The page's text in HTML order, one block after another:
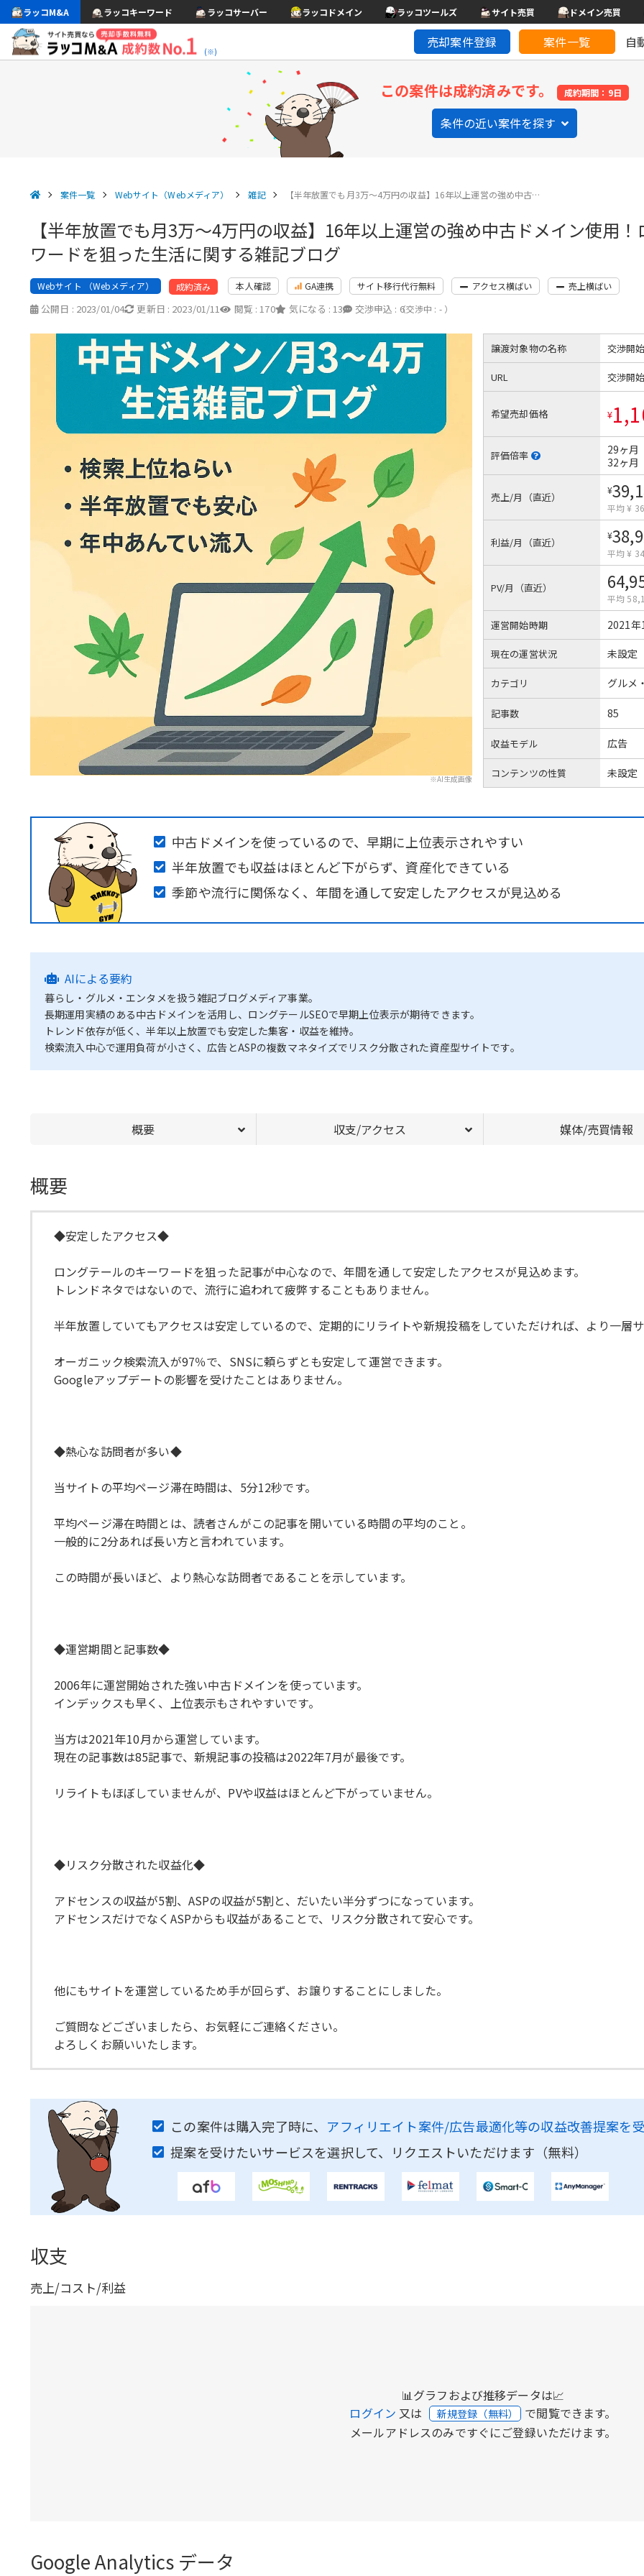
ラッコM&A ラッコキーワード ラッコサーバー ラッコドメイン ラッコツールズ サイト売買 ドメイン売買
(※)
売却案件登録 案件一覧 自
この案件は成約済みです。 成約期間：9日
条件の近い案件を探す
案件一覧 Webサイト（Webメディア） 雑記 【半年放置でも月3万〜4万円の収益】16年以上運営の強め中古…
【半年放置でも月3万〜4万円の収益】16年以上運営の強め中古ドメイン使用
ワードを狙った生活に関する雑記ブログ
Webサイト （Webメディア） 成約済み 本人確認 GA連携 サイト移行代行無料 アクセス横ばい 売上横ばい
公開日 : 2023/01/04 更新日 : 2023/01/11 閲覧 :170 気になる : 13 交渉申込 : 6
（交渉中 : - ）
※AI生成画像
譲渡対象物の名称 交渉開
URL 交渉開
希望売却価格 ¥
評価倍率 29ヶ月
32ヶ月
売上/月（直近）
¥
平均 ¥
利益/月（直近）
¥
平均 ¥
PV/月（直近）
平均
運営開始時期 2021年
現在の運営状況 未設定
カテゴリ グルメ
記事数 85
収益モデル 広告
コンテンツの性質 未設定
中古ドメインを使っているので、早期に上位表示されやすい
半年放置でも収益はほとんど下がらず、資産化できている
季節や流行に関係なく、年間を通して安定したアクセスが見込める
AIによる要約
暮らし・グルメ・エンタメを扱う雑記ブログメディア事業。
長期運用実績のある中古ドメインを活用し、ロングテールSEOで早期上位表示が期待できます。
トレンド依存が低く、半年以上放置でも安定した集客・収益を維持。
検索流入中心で運用負荷が小さく、広告とASPの複数マネタイズでリスク分散された資産型サイトです。
概要 収支/アクセス 媒体/売買情報
概要
◆安定したアクセス◆
ロングテールのキーワードを狙った記事が中心なので、年間を通して安定したアクセスが見込めます。
トレンドネタではないので、流行に追われて疲弊することもありません。
半年放置していてもアクセスは安定しているので、定期的にリライトや新規投稿をしていただければ、より一層サ
オーガニック検索流入が97％で、SNSに頼らずとも安定して運営できます。
Googleアップデートの影響を受けたことはありません。
◆熱心な訪問者が多い◆
当サイトの平均ページ滞在時間は、5分12秒です。
平均ページ滞在時間とは、読者さんがこの記事を開いている時間の平均のこと。
一般的に2分あれば長い方と言われています。
この時間が長いほど、より熱心な訪問者であることを示しています。
◆運営期間と記事数◆
2006年に運営開始された強い中古ドメインを使っています。
インデックスも早く、上位表示もされやすいです。
当方は2021年10月から運営しています。
現在の記事数は85記事で、新規記事の投稿は2022年7月が最後です。
リライトもほぼしていませんが、PVや収益はほとんど下がっていません。
◆リスク分散された収益化◆
アドセンスの収益が5割、ASPの収益が5割と、だいたい半分ずつになっています。
アドセンスだけでなくASPからも収益があることで、リスク分散されて安心です。
他にもサイトを運営しているため手が回らず、お譲りすることにしました。
ご質問などございましたら、お気軽にご連絡ください。
よろしくお願いいたします。
この案件は購入完了時に、 アフィリエイト案件/広告最適化等の収益改善提案を
提案を受けたいサービスを選択して、リクエストいただけます（無料）
収支
売上/コスト/利益
📊グラフおよび推移データは📈
ログイン 又は 新規登録（無料） で閲覧できます。
メールアドレスのみですぐにご登録いただけます。
Google Analytics データ